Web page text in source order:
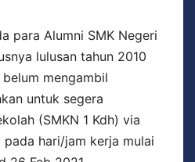
para Alumni SMK Negeri
lulusan tahun 2010
mengambil
untuk segera
(SMKN 1 Kdh) via
hari/jam kerja mulai